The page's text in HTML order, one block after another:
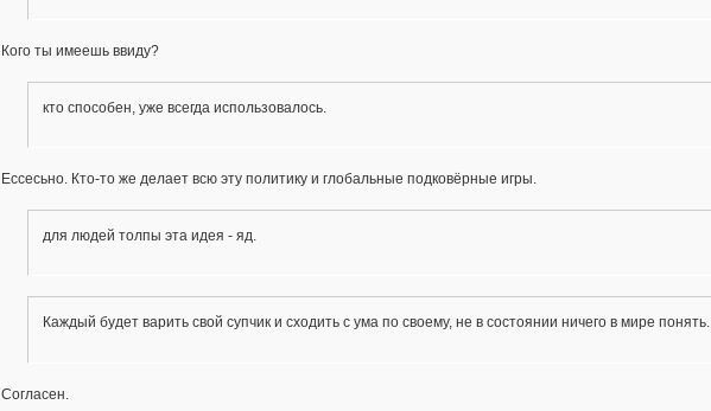
Кого ты имеешь ввиду?
кто способен, уже всегда использовалось.
Ессесьно. Кто-то же делает всю эту политику и глобальные подковёрные игры.
для людей толпы эта идея - яд.
Каждый будет варить свой супчик и сходить с ума по своему, не в состоянии ничего в мире понять.
Согласен.